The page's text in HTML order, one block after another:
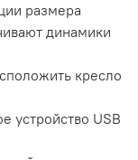
размера
динамики
кресло
устройство USB